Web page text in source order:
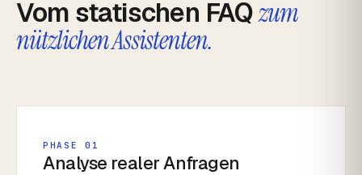
Vom statischen FAQzum
nützlichen Assistenten.
PHASE 01
Analyse realer Anfragen